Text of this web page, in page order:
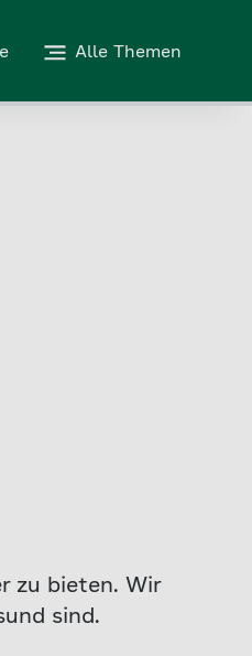
Alle Themen
zu bieten. Wir
sind.